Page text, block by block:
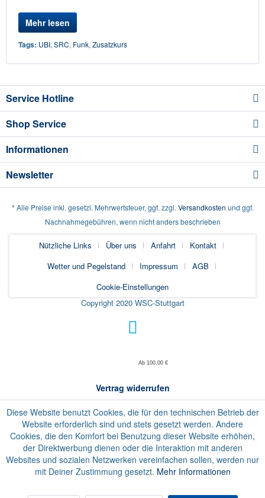
Mehr lesen
Tags: UBI, SRC, Funk, Zusatzkurs
Service Hotline
Shop Service
Informationen
Newsletter
* Alle Preise inkl. gesetzl. Mehrwertsteuer, ggf. zzgl. Versandkosten und ggf.
Nachnahmegebühren, wenn nicht anders beschrieben
Nützliche Links Über uns Anfahrt
Kontakt
Wetter und Pegelstand
Impressum
AGB
Cookie-Einstellungen
Copyright 2020 WSC-Stuttgart
Ab 100,00 €
Vertrag widerrufen
Diese Website benutzt Cookies, die für den technischen Betrieb der
Website erforderlich sind und stets gesetzt werden. Andere
Cookies, die den Komfort bei Benutzung dieser Website erhöhen,
der Direktwerbung dienen oder die Interaktion mit anderen
Websites und sozialen Netzwerken vereinfachen sollen, werden nur
mit Deiner Zustimmung gesetzt. Mehr Informationen